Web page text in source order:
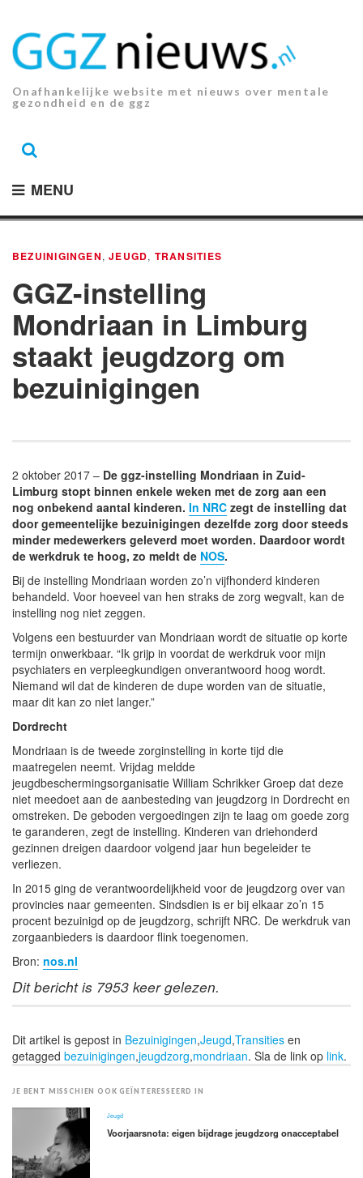
inhoud.
Onafhankelijke website met nieuws over mentale
gezondheid en de ggz
MENU
BEZUINIGINGEN,JEUGD, TRANSITIES
GGZ-instelling
Mondriaan in Limburg
staakt jeugdzorg om
bezuinigingen
2 oktober 2017 – De ggz-instelling Mondriaan in Zuid-
Limburg stopt binnen enkele weken met de zorg aan een
nog onbekend aantal kinderen. In NRC zegt de instelling dat
door gemeentelijke bezuinigingen dezelfde zorg door steeds
minder medewerkers geleverd moet worden. Daardoor wordt
de werkdruk te hoog, zo meldt de NOS.
Bij de instelling Mondriaan worden zo’n vijfhonderd kinderen
behandeld. Voor hoeveel van hen straks de zorg wegvalt, kan de
instelling nog niet zeggen.
Volgens een bestuurder van Mondriaan wordt de situatie op korte
termijn onwerkbaar. “Ik grijp in voordat de werkdruk voor mijn
psychiaters en verpleegkundigen onverantwoord hoog wordt.
Niemand wil dat de kinderen de dupe worden van de situatie,
maar dit kan zo niet langer.”
Dordrecht
Mondriaan is de tweede zorginstelling in korte tijd die
maatregelen neemt. Vrijdag meldde
jeugdbeschermingsorganisatie William Schrikker Groep dat deze
niet meedoet aan de aanbesteding van jeugdzorg in Dordrecht en
omstreken. De geboden vergoedingen zijn te laag om goede zorg
te garanderen, zegt de instelling. Kinderen van driehonderd
gezinnen dreigen daardoor volgend jaar hun begeleider te
verliezen.
In 2015 ging de verantwoordelijkheid voor de jeugdzorg over van
provincies naar gemeenten. Sindsdien is er bij elkaar zo’n 15
procent bezuinigd op de jeugdzorg, schrijft NRC. De werkdruk van
zorgaanbieders is daardoor flink toegenomen.
Bron: nos.nl
Dit bericht is 7953 keer gelezen.
Dit artikel is gepost in Bezuinigingen,Jeugd,Transities en
getagged bezuinigingen,jeugdzorg,mondriaan. Sla de link op link.
JE BENT MISSCHIEN OOK GEÏNTERESSEERD IN
Jeugd
Voorjaarsnota: eigen bijdrage jeugdzorg onacceptabel